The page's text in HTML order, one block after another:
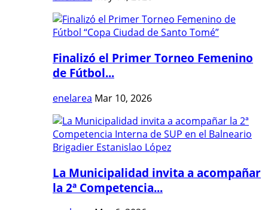
Finalizó el Primer Torneo Femenino
de Fútbol...
enelarea Mar 10, 2026
La Municipalidad invita a acompañar
la 2ª Competencia...